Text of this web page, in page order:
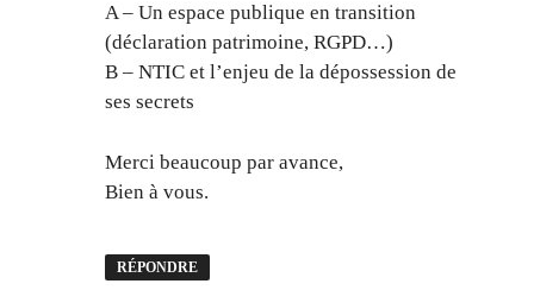
A – Un espace publique en transition
(déclaration patrimoine, RGPD…)
B – NTIC et l’enjeu de la dépossession de
ses secrets
Merci beaucoup par avance,
Bien à vous.
RÉPONDRE